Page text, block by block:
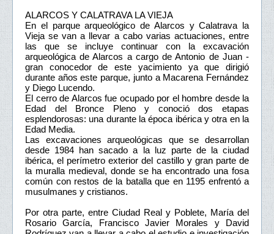
ALARCOS Y CALATRAVA LA VIEJA
En el parque arqueológico de Alarcos y Calatrava la
Vieja se van a llevar a cabo varias actuaciones, entre
las que se incluye continuar con la excavación
arqueológica de Alarcos a cargo de Antonio de Juan -
gran conocedor de este yacimiento ya que dirigió
durante años este parque, junto a Macarena Fernández
y Diego Lucendo.
El cerro de Alarcos fue ocupado por el hombre desde la
Edad del Bronce Pleno y conoció dos etapas
esplendorosas: una durante la época ibérica y otra en la
Edad Media.
Las excavaciones arqueológicas que se desarrollan
desde 1984 han sacado a la luz parte de la ciudad
ibérica, el perímetro exterior del castillo y gran parte de
la muralla medieval, donde se ha encontrado una fosa
común con restos de la batalla que en 1195 enfrentó a
musulmanes y cristianos.
Por otra parte, entre Ciudad Real y Poblete, María del
Rosario García, Francisco Javier Morales y David